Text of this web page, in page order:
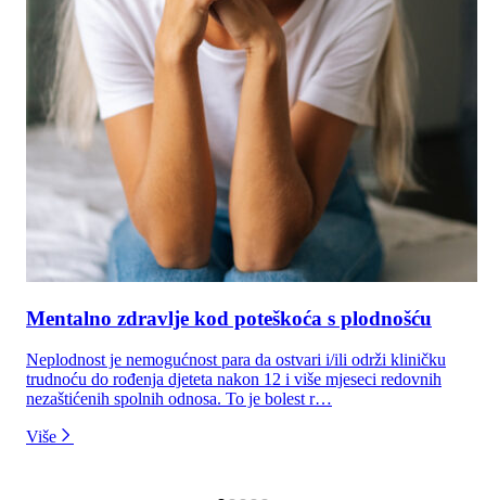
Mentalno zdravlje kod poteškoća s plodnošću
Neplodnost je nemogućnost para da ostvari i/ili održi kliničku
trudnoću do rođenja djeteta nakon 12 i više mjeseci redovnih
nezaštićenih spolnih odnosa. To je bolest r…
Više